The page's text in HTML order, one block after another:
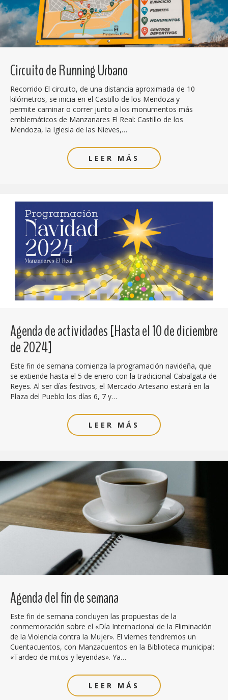
Circuito de Running Urbano
Recorrido El circuito, de una distancia aproximada de 10
kilómetros, se inicia en el Castillo de los Mendoza y
permite caminar o correr junto a los monumentos más
emblemáticos de Manzanares El Real: Castillo de los
Mendoza, la Iglesia de las Nieves,…
LEER MÁS
Agenda de actividades [Hasta el 10 de diciembre
de 2024]
Este fin de semana comienza la programación navideña, que
se extiende hasta el 5 de enero con la tradicional Cabalgata de
Reyes. Al ser días festivos, el Mercado Artesano estará en la
Plaza del Pueblo los días 6, 7 y…
LEER MÁS
Agenda del fin de semana
Este fin de semana concluyen las propuestas de la
conmemoración sobre el «Día Internacional de la Eliminación
de la Violencia contra la Mujer». El viernes tendremos un
Cuentacuentos, con Manzacuentos en la Biblioteca municipal:
«Tardeo de mitos y leyendas». Ya…
LEER MÁS